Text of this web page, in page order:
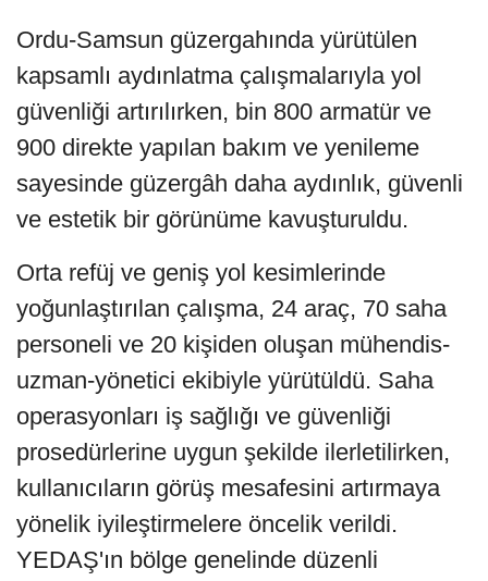
Ordu-Samsun güzergahında yürütülen
kapsamlı aydınlatma çalışmalarıyla yol
güvenliği artırılırken, bin 800 armatür ve
900 direkte yapılan bakım ve yenileme
sayesinde güzergâh daha aydınlık, güvenli
ve estetik bir görünüme kavuşturuldu.
Orta refüj ve geniş yol kesimlerinde
yoğunlaştırılan çalışma, 24 araç, 70 saha
personeli ve 20 kişiden oluşan mühendis-
uzman-yönetici ekibiyle yürütüldü. Saha
operasyonları iş sağlığı ve güvenliği
prosedürlerine uygun şekilde ilerletilirken,
kullanıcıların görüş mesafesini artırmaya
yönelik iyileştirmelere öncelik verildi.
YEDAŞ'ın bölge genelinde düzenli